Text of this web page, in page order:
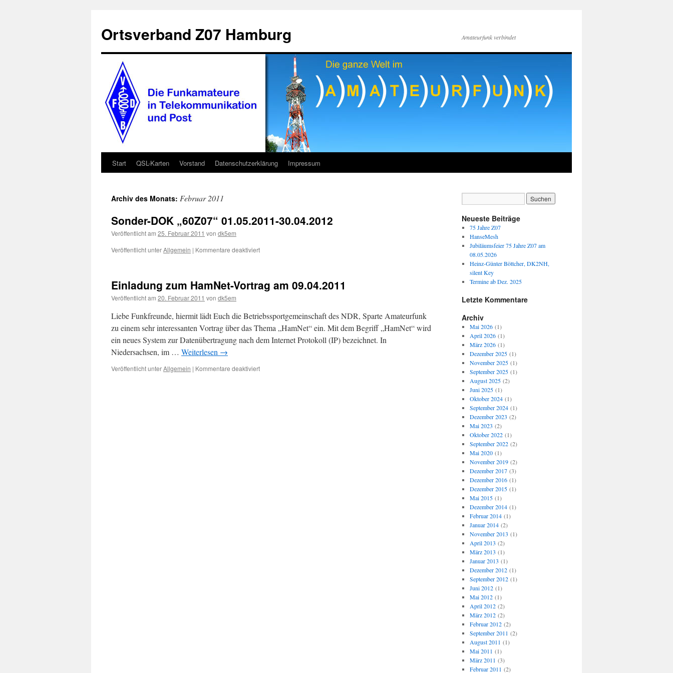
springen
Ortsverband Z07 Hamburg Amateurfunk verbindet
Start QSL-Karten Vorstand Datenschutzerklärung Impressum
Archiv des Monats: Februar 2011
Sonder-DOK „60Z07“ 01.05.2011-30.04.2012
Veröffentlicht am 25. Februar 2011 von dk5em
Veröffentlicht unterAllgemein | Kommentare deaktiviertfür
01.05.2011-
30.04.2012
Einladung zum HamNet-Vortrag am 09.04.2011
Veröffentlicht am 20. Februar 2011 von dk5em
Liebe Funkfreunde, hiermit lädt Euch die Betriebssportgemeinschaft des NDR, Sparte Amateurfunk
zu einem sehr interessanten Vortrag über das Thema „HamNet“ ein. Mit dem Begriff „HamNet“ wird
ein neues System zur Datenübertragung nach dem Internet Protokoll (IP) bezeichnet. In
Niedersachsen, im … Weiterlesen →
Veröffentlicht unterAllgemein | Kommentare deaktiviertfür
Neueste Beiträge
75 Jahre Z07
HanseMesh
Jubiläumsfeier 75 Jahre Z07 am
08.05.2026
Heinz-Günter Böttcher, DK2NH,
silent Key
Termine ab Dez. 2025
Letzte Kommentare
Archiv
Mai 2026(1)
April 2026(1)
März 2026(1)
Dezember 2025(1)
November 2025(1)
September 2025(1)
August 2025(2)
Juni 2025(1)
Oktober 2024(1)
September 2024(1)
Dezember 2023 (2)
Mai 2023 (2)
Oktober 2022(1)
September 2022(2)
Mai 2020(1)
November 2019(2)
Dezember 2017(3)
Dezember 2016(1)
Dezember 2015(1)
Mai 2015(1)
Dezember 2014(1)
Februar 2014(1)
Januar 2014(2)
November 2013 (1)
April 2013 (2)
März 2013 (1)
Januar 2013 (1)
Dezember 2012(1)
September 2012(1)
Juni 2012(1)
Mai 2012(1)
April 2012(2)
März 2012(2)
Februar 2012(2)
September 2011 (2)
August 2011 (1)
Mai 2011 (1)
März 2011 (3)
Februar 2011 (2)